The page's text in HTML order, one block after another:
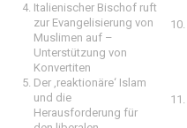
Italienischer Bischof ruft
zur Evangelisierung von
Muslimen auf –
Unterstützung von
Konvertiten
Der ‚reaktionäre‘ Islam
und die
Herausforderung für